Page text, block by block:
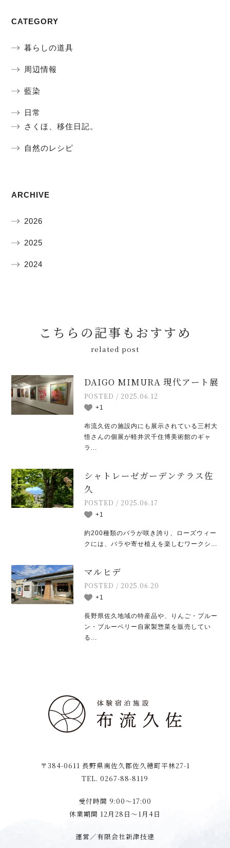
CATEGORY
暮らしの道具
周辺情報
藍染
日常
さくほ、移住日記。
自然のレシピ
ARCHIVE
2026
2025
2024
こちらの記事もおすすめ
related post
DAIGO MIMURA 現代アート展
POSTED / 2025.06.12
+1
布流久佐の施設内にも展示されている三村大
悟さんの個展が軽井沢千住博美術館のギャ
ラ...
シャトレーゼガーデンテラス佐
久
POSTED / 2025.06.17
+1
約200種類のバラが咲き誇り、ローズウィー
クには、バラや寄せ植えを楽しむワークシ...
マルヒデ
POSTED / 2025.06.20
+1
長野県佐久地域の特産品や、りんご・プルー
ン・ブルーベリー自家製惣菜を販売してい
る...
〒384-0611 長野県南佐久郡佐久穂町平林27-1
TEL. 0267-88-8119
受付時間 9:00〜17:00
休業期間 12月28日〜1月4日
運営／有限会社新津技建